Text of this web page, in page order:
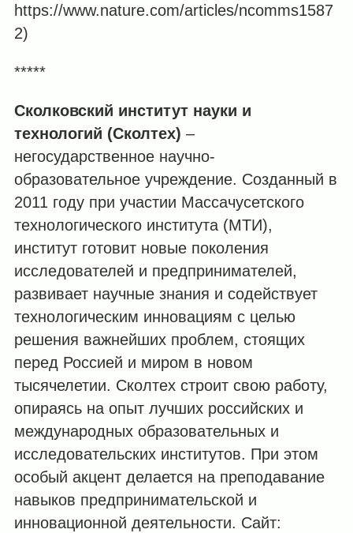
https://www.nature.com/articles/ncomms1587
2)
*****
Сколковский институт науки и
технологий (Сколтех) –
негосударственное научно-
образовательное учреждение. Созданный в
2011 году при участии Массачусетского
технологического института (МТИ),
институт готовит новые поколения
исследователей и предпринимателей,
развивает научные знания и содействует
технологическим инновациям с целью
решения важнейших проблем, стоящих
перед Россией и миром в новом
тысячелетии. Сколтех строит свою работу,
опираясь на опыт лучших российских и
международных образовательных и
исследовательских институтов. При этом
особый акцент делается на преподавание
навыков предпринимательской и
инновационной деятельности. Сайт: